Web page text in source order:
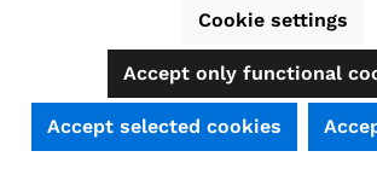
Regular price:
€5.96
Cookie settings
Accept only functional
Accept selected cookies
SEHR GUT (4.74 / 5)
aus 39 Bewertungen bei: shopauskunft.de,
Informationen zur Echtheit der Bewertungen